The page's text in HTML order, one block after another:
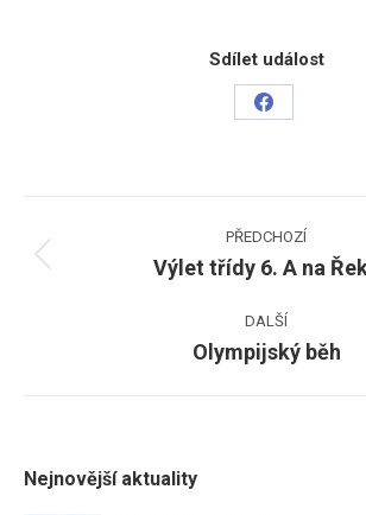
Sdílet událost
Share
navigation
PŘEDCHOZÍ
Previous
Výlet třídy 6. A na
DALŠÍ
Next
Olympijský běh
Nejnovější aktuality